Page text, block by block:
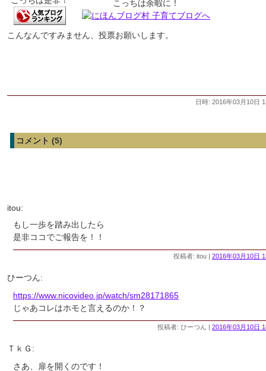
こっちは余暇に！
こんなんですみません、投票お願いします。
日時: 2016年03月10日
コメント (5)
itou:
もし一歩を踏み出したら
是非ココでご報告を！！
投稿者: itou | 2016年03月10日
ひーつん:
https://www.nicovideo.jp/watch/sm28171865
じゃあコレはホモと言えるのか！？
投稿者: ひーつん | 2016年03月10日
ＴｋＧ:
さあ、扉を開くのです！